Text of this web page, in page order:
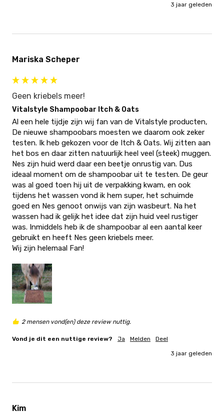
3 jaar geleden
Mariska Scheper
Geen kriebels meer!
Vitalstyle Shampoobar Itch & Oats
Al een hele tijdje zijn wij fan van de Vitalstyle producten,
De nieuwe shampoobars moesten we daarom ook zeker
testen. Ik heb gekozen voor de Itch & Oats. Wij zitten aan
het bos en daar zitten natuurlijk heel veel (steek) muggen.
Nes zijn huid werd daar een beetje onrustig van. Dus
ideaal moment om de shampoobar uit te testen. De geur
was al goed toen hij uit de verpakking kwam, en ook
tijdens het wassen vond ik hem super, het schuimde
goed en Nes genoot onwijs van zijn wasbeurt. Na het
wassen had ik gelijk het idee dat zijn huid veel rustiger
was. Inmiddels heb ik de shampoobar al een aantal keer
gebruikt en heeft Nes geen kriebels meer.
Wij zijn helemaal Fan!
2 mensen vond(en) deze review nuttig.
Vond je dit een nuttige review? Ja Melden Deel
3 jaar geleden
Kim